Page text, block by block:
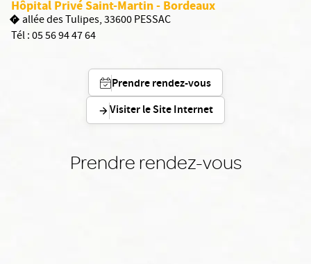
Hôpital Privé Saint-Martin - Bordeaux
allée des Tulipes, 33600 PESSAC
Tél :05 56 94 47 64
Prendre rendez-vous
Visiter le Site Internet
Prendre rendez-vous